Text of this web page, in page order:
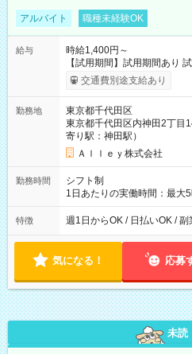
アルバイト 職種未経験OK
給与
時給1,400円～
【試用期間】試用期間あり
給与は本採用時と同じです。
交通費別途支給あり
勤務地
東京都千代田区
東京都千代田区内神田2丁目
寄り駅：神田駅）
Ａｌｌｅｙ株式会社
勤務時間
シフト制
1日あたりの実働時間：最大
実働時間：1-5時間 └上記の
能！ └平日・土曜日の中で、
18:00 などのように、自
特徴 週1日からOK / 日払いOK /
気になる！ 応募
未読